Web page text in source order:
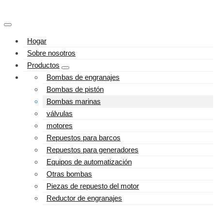
Hogar
Sobre nosotros
Productos
Bombas de engranajes
Bombas de pistón
Bombas marinas
válvulas
motores
Repuestos para barcos
Repuestos para generadores
Equipos de automatización
Otras bombas
Piezas de repuesto del motor
Reductor de engranajes